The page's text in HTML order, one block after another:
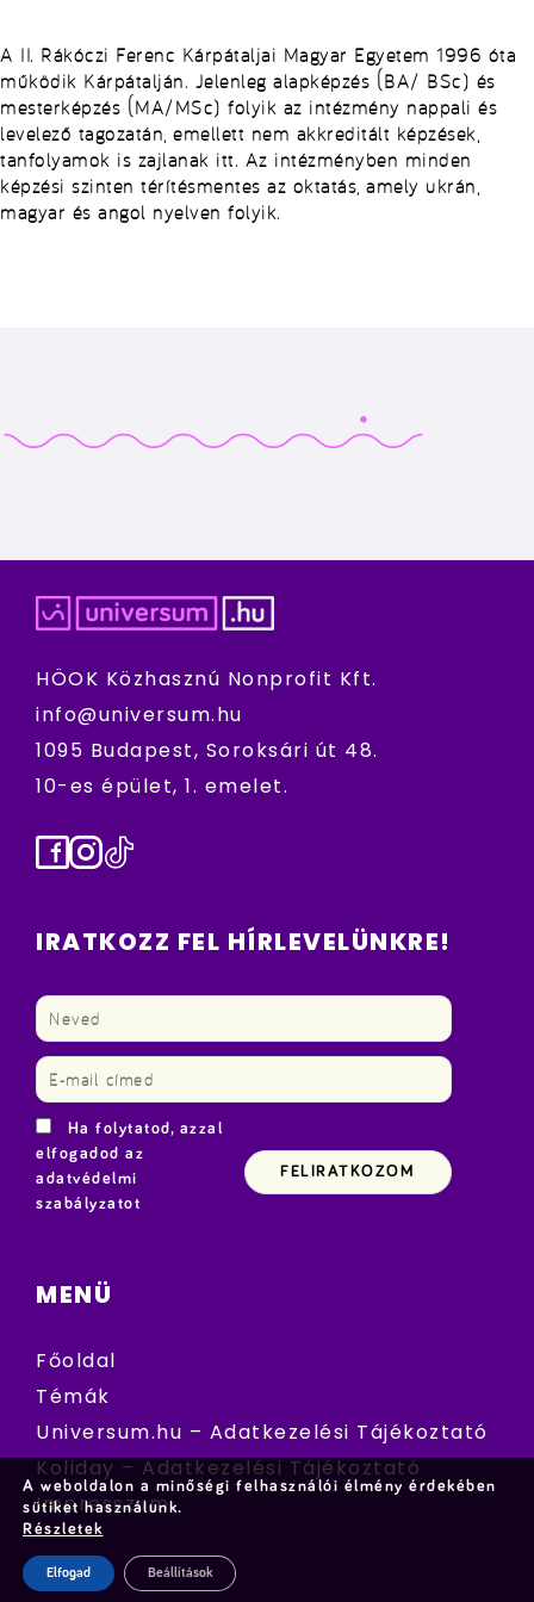
A II. Rákóczi Ferenc Kárpátaljai Magyar Egyetem 1996 óta
működik Kárpátalján. Jelenleg alapképzés (BA/ BSc) és
mesterképzés (MA/MSc) folyik az intézmény nappali és
levelező tagozatán, emellett nem akkreditált képzések,
tanfolyamok is zajlanak itt. Az intézményben minden
képzési szinten térítésmentes az oktatás, amely ukrán,
magyar és angol nyelven folyik.
HÖOK Közhasznú Nonprofit Kft.
info@universum.hu
1095 Budapest, Soroksári út 48.
10-es épület, 1. emelet.
Facebook
Instagram
TikTok
IRATKOZZ FEL HÍRLEVELÜNKRE!
Ha folytatod, azzal
elfogadod az
adatvédelmi
szabályzatot
MENÜ
Főoldal
Témák
Universum.hu – Adatkezelési Tájékoztató
Koliday – Adatkezelési Tájékoztató
Impresszum
A weboldalon a minőségi felhasználói élmény érdekében
sütiket használunk.
Részletek
Elfogad Beállítások